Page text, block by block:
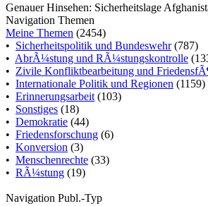
Genauer Hinsehen: Sicherheitslage
Navigation Themen
Meine Themen (2454)
• Sicherheitspolitik und Bundeswehr(787)
• AbrÃ¼stung und RÃ¼stungskontrolle
• Zivile Konfliktbearbeitung und
• Internationale Politik und Regionen (1159)
• Erinnerungsarbeit (103)
• Sonstiges (18)
• Demokratie (44)
• Friedensforschung (6)
• Konversion (3)
• Menschenrechte (33)
• RÃ¼stung (19)
Navigation Publ.-Typ